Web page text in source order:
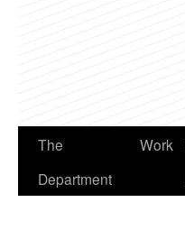
The
Department
Work